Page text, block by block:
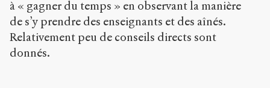
à « gagner du temps » en observant la manière
de s’y prendre des enseignants et des aînés.
Relativement peu de conseils directs sont
donnés.